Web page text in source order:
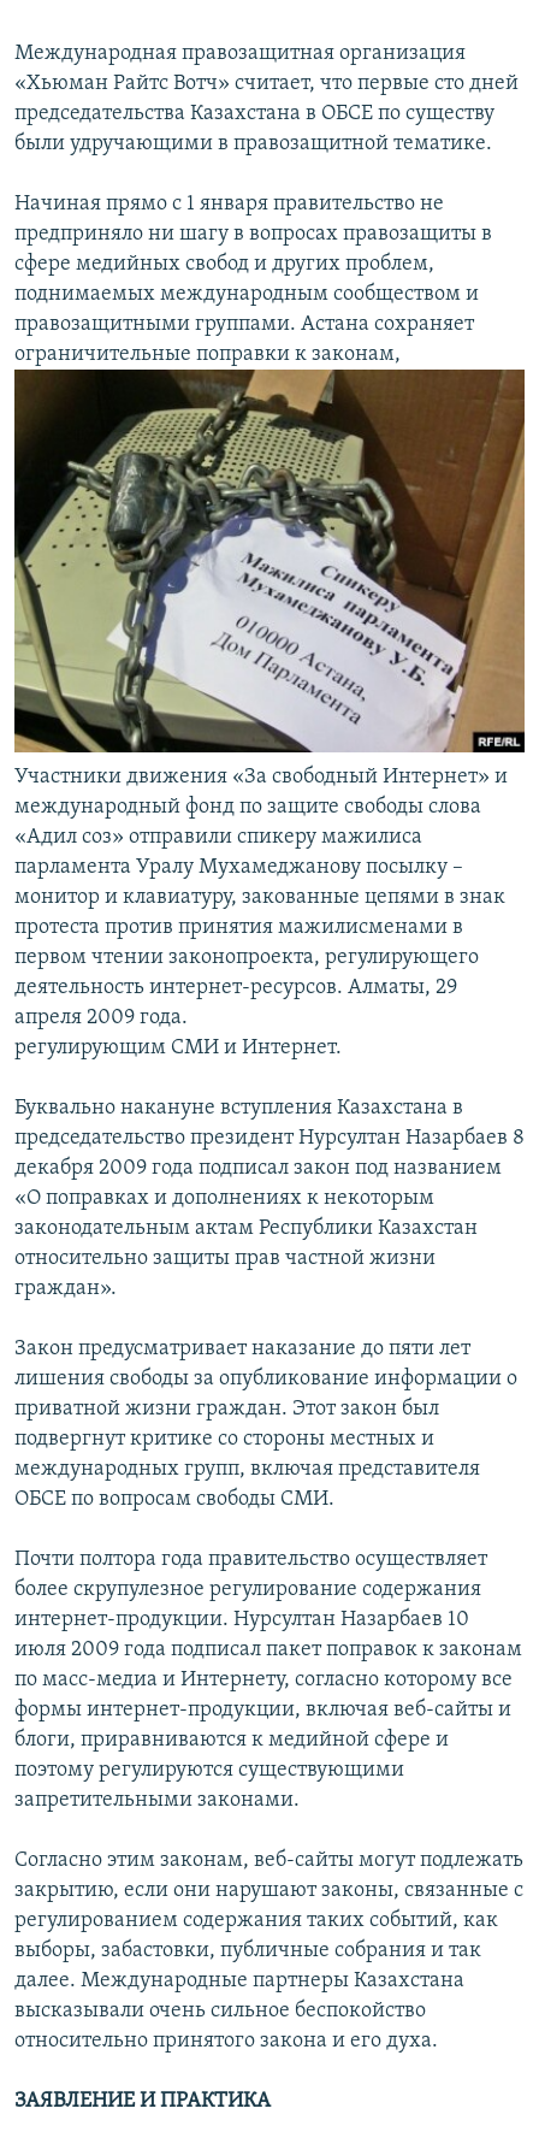
Международная правозащитная организация
«Хьюман Райтс Вотч» считает, что первые сто дней
председательства Казахстана в ОБСЕ по существу
были удручающими в правозащитной тематике.
Начиная прямо с 1 января правительство не
предприняло ни шагу в вопросах правозащиты в
сфере медийных свобод и других проблем,
поднимаемых международным сообществом и
правозащитными группами. Астана сохраняет
ограничительные поправки к законам,
Участники движения «За свободный Интернет» и
международный фонд по защите свободы слова
«Адил соз» отправили спикеру мажилиса
парламента Уралу Мухамеджанову посылку –
монитор и клавиатуру, закованные цепями в знак
протеста против принятия мажилисменами в
первом чтении законопроекта, регулирующего
деятельность интернет-ресурсов. Алматы, 29
апреля 2009 года.
регулирующим СМИ и Интернет.
Буквально накануне вступления Казахстана в
председательство президент Нурсултан Назарбаев 8
декабря 2009 года подписал закон под названием
«О поправках и дополнениях к некоторым
законодательным актам Республики Казахстан
относительно защиты прав частной жизни
граждан».
Закон предусматривает наказание до пяти лет
лишения свободы за опубликование информации о
приватной жизни граждан. Этот закон был
подвергнут критике со стороны местных и
международных групп, включая представителя
ОБСЕ по вопросам свободы СМИ.
Почти полтора года правительство осуществляет
более скрупулезное регулирование содержания
интернет-продукции. Нурсултан Назарбаев 10
июля 2009 года подписал пакет поправок к законам
по масс-медиа и Интернету, согласно которому все
формы интернет-продукции, включая веб-сайты и
блоги, приравниваются к медийной сфере и
поэтому регулируются существующими
запретительными законами.
Согласно этим законам, веб-сайты могут подлежать
закрытию, если они нарушают законы, связанные с
регулированием содержания таких событий, как
выборы, забастовки, публичные собрания и так
далее. Международные партнеры Казахстана
высказывали очень сильное беспокойство
относительно принятого закона и его духа.
ЗАЯВЛЕНИЕ И ПРАКТИКА